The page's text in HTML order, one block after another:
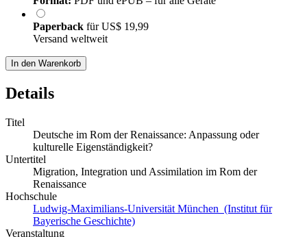
Paperback fürUS$ 19,99
Versand weltweit
In den Warenkorb
Details
Titel
Deutsche im Rom der Renaissance: Anpassung oder
kulturelle Eigenständigkeit?
Untertitel
Migration, Integration und Assimilation im Rom der
Renaissance
Hochschule
Ludwig-Maximilians-Universität München (Institut für
Bayerische Geschichte)
Veranstaltung